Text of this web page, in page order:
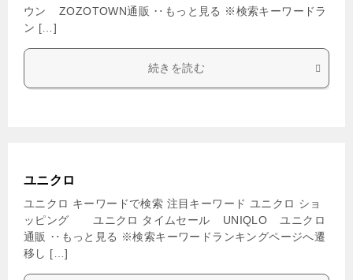
ウン ZOZOTOWN通販 ‥もっと見る ※検索キーワードラ
ン […]
続きを読む
ユニクロ
ユニクロ キーワードで検索 注目キーワード ユニクロ ショ
ッピング ユニクロ タイムセール UNIQLO ユニクロ
通販 ‥もっと見る ※検索キーワードランキングページへ遷
移し […]